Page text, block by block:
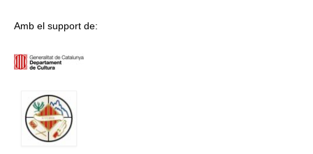
Amb el support de: